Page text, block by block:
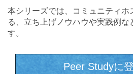
本シリーズでは、コミュニティホ
る、立ち上げノウハウや実践例な
す。
Peer Studyに